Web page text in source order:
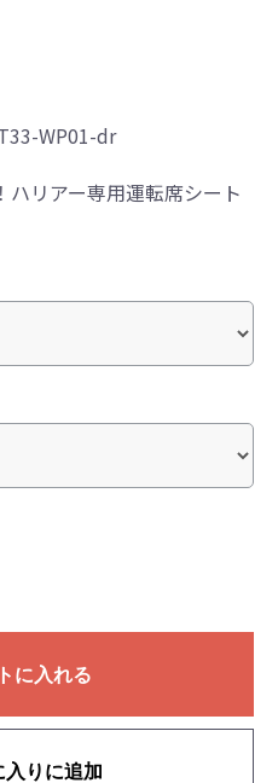
WP01-dr
リアー専用運転席シート
に入れる
入りに追加